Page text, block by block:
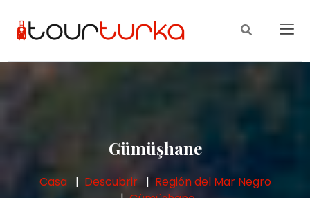
Gümüşhane
Casa Descubrir
Región del Mar Negro